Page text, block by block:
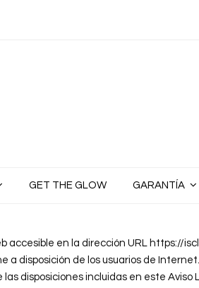
GET THE GLOW GARANTÍA
accesible en la dirección URL https://
a disposición de los usuarios de Internet.
disposiciones incluidas en este Aviso